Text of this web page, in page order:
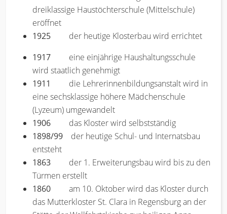
dreiklassige Haustöchterschule (Mittelschule)
eröffnet
1925 der heutige Klosterbau wird errichtet
1917 eine einjährige Haushaltungsschule
wird staatlich genehmigt
1911 die Lehrerinnenbildungsanstalt wird in
eine sechsklassige höhere Mädchenschule
(Lyzeum) umgewandelt
1906 das Kloster wird selbstständig
1898/99 der heutige Schul- und Internatsbau
entsteht
1863 der 1. Erweiterungsbau wird bis zu den
Türmen erstellt
1860
am 10. Oktober wird das Kloster durch
das Mutterkloster St. Clara in Regensburg an der